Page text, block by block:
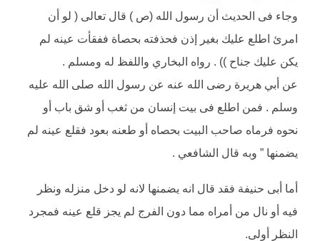
وجاء فى الحديث أن رسول الله (ص ) قال تعالى ( لو أن
امرئ اطلع عليك بغير إذن فحذفته بحصاة ففقأت عينه لم
يكن عليك جناح )) . رواه البخاري واللفظ له ومسلم .
عن أبي هريرة رضى الله عنه عن رسول الله صلى الله عليه
وسلم . فمن اطلع فى بيت إنسان من ثغب أو شق باب أو
نحوه فرماه صاحب البيت بحصاه أو طعنه بعود فقلع عينه لم
يضمنها ” وبه قال الشافعي .
أما أبى حنيفة فقد قال انه يضمنها لانه لو دخل منزله ونظر
فيه أو نال من أمراه مما دون الفرج لم يجز قلع عينه فمجرد
النظر أولى.